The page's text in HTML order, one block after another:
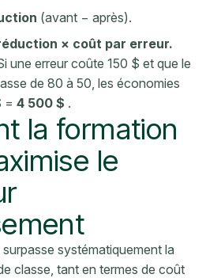
(avant − après).
× coût par erreur.
une erreur coûte 150 $ et que le
de 80 à 50, les économies
= 4 500 $ .
la formation
le
systématiquement la
classe, tant en termes de coût